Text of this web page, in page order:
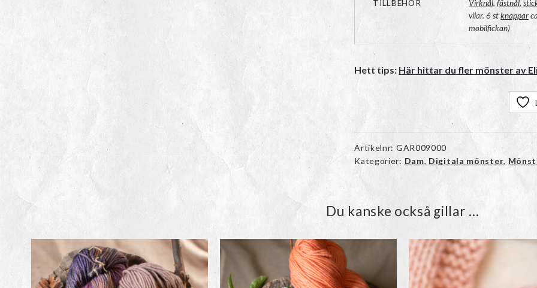
TILLBEHÖR Virknål,fästnål,
vilar. 6 stknappar
mobilfickan)
Hett tips: Här hittar du fler mönster av
Artikelnr: GAR009000
Kategorier: Dam, Digitala mönster,
Du kanske också gillar …